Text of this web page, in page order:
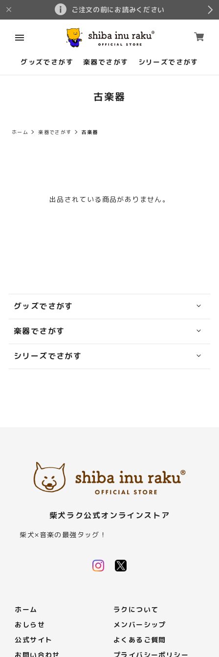
ご注文の前にお読みください
グッズでさがす 楽器でさがす シリーズでさがす
古楽器
ホーム 楽器でさがす 古楽器
出品されている商品がありません。
グッズでさがす
楽器でさがす
シリーズでさがす
柴犬ラク公式オンラインストア
柴犬×音楽の最強タッグ！
ホーム ラクについて
おしらせ メンバーシップ
公式サイト よくあるご質問
お問い合わせ プライバシーポリシー